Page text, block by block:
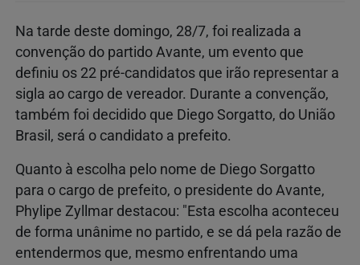
Na tarde deste domingo, 28/7, foi realizada a
convenção do partido Avante, um evento que
definiu os 22 pré-candidatos que irão representar a
sigla ao cargo de vereador. Durante a convenção,
também foi decidido que Diego Sorgatto, do União
Brasil, será o candidato a prefeito.
Quanto à escolha pelo nome de Diego Sorgatto
para o cargo de prefeito, o presidente do Avante,
Phylipe Zyllmar destacou: "Esta escolha aconteceu
de forma unânime no partido, e se dá pela razão de
entendermos que, mesmo enfrentando uma